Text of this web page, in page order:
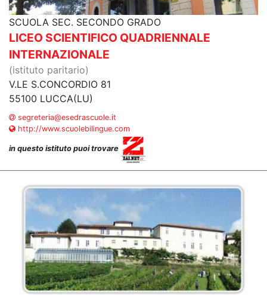
SCUOLA SEC. SECONDO GRADO
LICEO SCIENTIFICO QUADRIENNALE
INTERNAZIONALE
(istituto paritario)
V.LE S.CONCORDIO 81
55100 LUCCA(LU)
segreteria@esedrascuole.it
http://www.scuolebilingue.com
in questo istituto puoi trovare